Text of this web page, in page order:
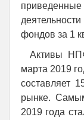
приведенные
фондов за 1
Активы
марта 2019
составляет
рынке.
2019 года